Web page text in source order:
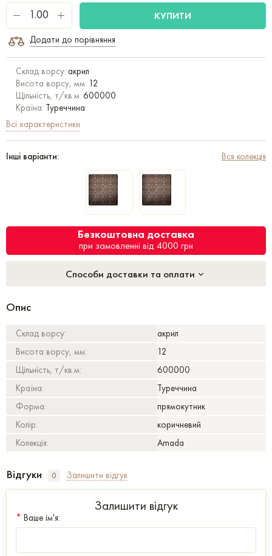
КУПИТИ
Додати до порівняння
Склад ворсу: акрил
Висота ворсу, мм: 12
Щільність, т/кв.м: 600000
Країна: Туреччина
Всі характеристики
Інші варіанти: Вся колекція
Безкоштовна доставка
при замовленні від 4000 грн
Способи доставки та оплати
Опис
Склад ворсу:
акрил
Висота ворсу, мм:
12
Щільність, т/кв.м:
600000
Країна:
Туреччина
Форма:
прямокутник
Колір:
коричневий
Колекція:
Amada
Відгуки 0 Залишити відгук
Залишити відгук
* Ваше ім'я: